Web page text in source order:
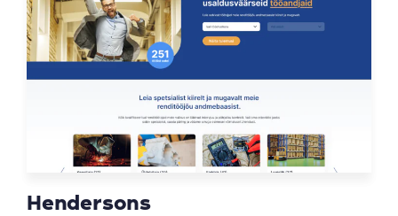
Hendersons